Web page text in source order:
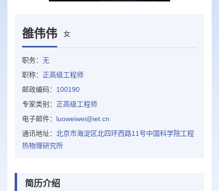
雒伟伟 女
职务： 无
职称： 正高级工程师
邮政编码： 100190
专家类别： 正高级工程师
电子邮件： luoweiwei@iet.cn
通讯地址： 北京市海淀区北四环西路11号中国科学院工程
热物理研究所
简历介绍